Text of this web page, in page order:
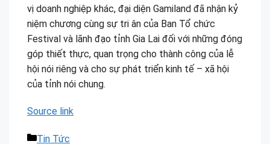
vị doanh nghiệp khác, đại diện Gamiland đã nhận kỷ
niệm chương cùng sự tri ân của Ban Tổ chức
Festival và lãnh đạo tỉnh Gia Lai đối với những đóng
góp thiết thực, quan trọng cho thành công của lễ
hội nói riêng và cho sự phát triển kinh tế – xã hội
của tỉnh nói chung.
Source link
Danh
Tin Tức